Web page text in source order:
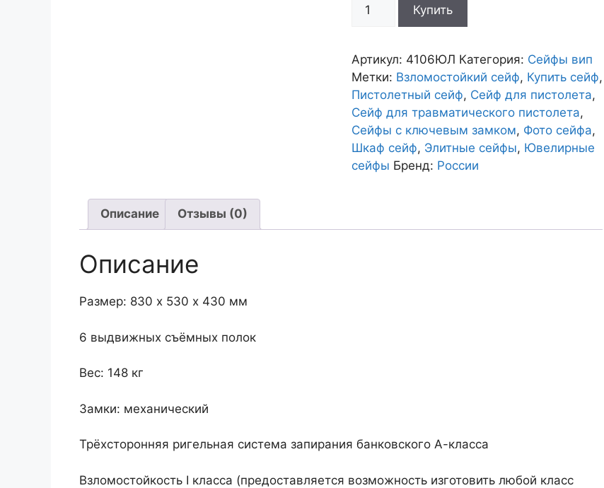
товара
4106ЮЛ
Купить
Артикул: 4106ЮЛ Категория: Сейфы вип
Метки: Взломостойкий сейф, Купить сейф,
Пистолетный сейф, Сейф для пистолета,
Сейф для травматического пистолета,
Сейфы с ключевым замком, Фото сейфа,
Шкаф сейф, Элитные сейфы, Ювелирные
сейфы Бренд: России
Описание Отзывы (0)
Описание
Размер: 830 х 530 х 430 мм
6 выдвижных съёмных полок
Вес: 148 кг
Замки: механический
Трёхсторонняя ригельная система запирания банковского А-класса
Взломостойкость I класса (предоставляется возможность изготовить любой класс